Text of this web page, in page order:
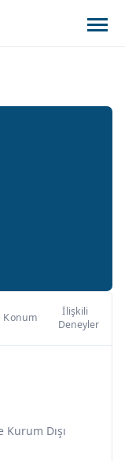
Konum
İlişkili
Deneyler
Dışı